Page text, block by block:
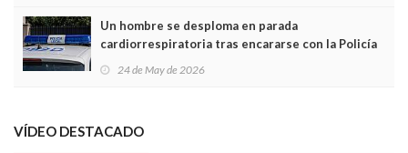
Un hombre se desploma en parada
cardiorrespiratoria tras encararse con la Policía
24 de May de 2026
VÍDEO DESTACADO